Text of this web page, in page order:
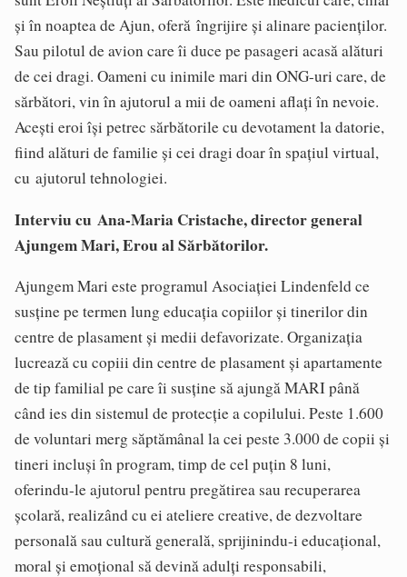
și în noaptea de Ajun, oferă îngrijire și alinare pacienților.
Sau pilotul de avion care îi duce pe pasageri acasă alături
de cei dragi. Oameni cu inimile mari din ONG-uri care, de
sărbători, vin în ajutorul a mii de oameni aflați în nevoie.
Acești eroi își petrec sărbătorile cu devotament la datorie,
fiind alături de familie și cei dragi doar în spațiul virtual,
cu ajutorul tehnologiei.
Interviu cu Ana-Maria Cristache, director general
Ajungem Mari, Erou al Sărbătorilor.
Ajungem Mari este programul Asociaţiei Lindenfeld ce
susţine pe termen lung educaţia copiilor şi tinerilor din
centre de plasament şi medii defavorizate. Organizația
lucrează cu copiii din centre de plasament şi apartamente
de tip familial pe care îi susţine să ajungă MARI până
când ies din sistemul de protecţie a copilului. Peste 1.600
de voluntari merg săptămânal la cei peste 3.000 de copii şi
tineri incluşi în program, timp de cel puţin 8 luni,
oferindu-le ajutorul pentru pregătirea sau recuperarea
şcolară, realizând cu ei ateliere creative, de dezvoltare
personală sau cultură generală, sprijinindu-i educaţional,
moral şi emoţional să devină adulţi responsabili,